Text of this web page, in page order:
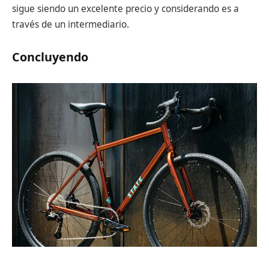
sigue siendo un excelente precio y considerando es a
través de un intermediario.
Concluyendo